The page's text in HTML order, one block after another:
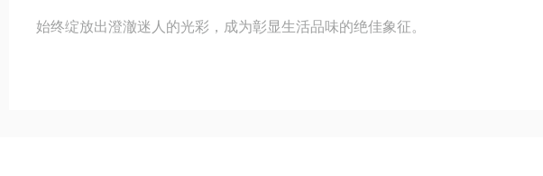
始终绽放出澄澈迷人的光彩，成为彰显生活品味的绝佳象征。